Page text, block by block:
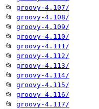
📂 groovy-4.107/
📂 groovy-4.108/
📂 groovy-4.109/
📂 groovy-4.110/
📂 groovy-4.111/
📂 groovy-4.112/
📂 groovy-4.113/
📂 groovy-4.114/
📂 groovy-4.115/
📂 groovy-4.116/
📂 groovy-4.117/